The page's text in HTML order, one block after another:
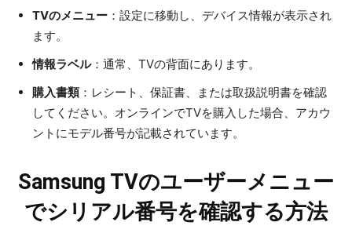
TVのメニュー ：設定に移動し、デバイス情報が表示され
ます。
情報ラベル：通常、TVの背面にあります。
購入書類：レシート、保証書、または取扱説明書を確認
してください。オンラインでTVを購入した場合、アカウ
ントにモデル番号が記載されています。
Samsung TVのユーザーメニュー
でシリアル番号を確認する方法